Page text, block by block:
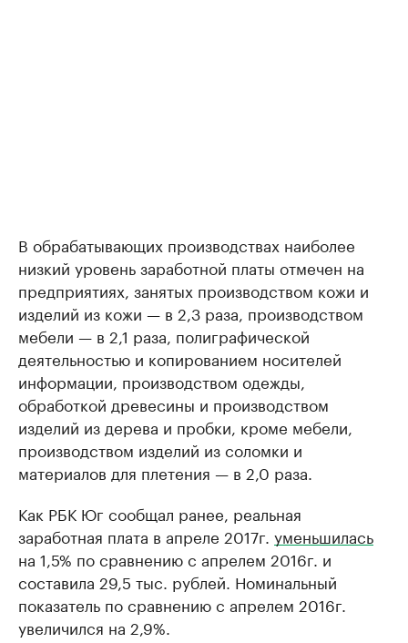
В обрабатывающих производствах наиболее
низкий уровень заработной платы отмечен на
предприятиях, занятых производством кожи и
изделий из кожи — в 2,3 раза, производством
мебели — в 2,1 раза, полиграфической
деятельностью и копированием носителей
информации, производством одежды,
обработкой древесины и производством
изделий из дерева и пробки, кроме мебели,
производством изделий из соломки и
материалов для плетения — в 2,0 раза.
Как РБК Юг сообщал ранее, реальная
заработная плата в апреле 2017г. уменьшилась
на 1,5% по сравнению с апрелем 2016г. и
составила 29,5 тыс. рублей. Номинальный
показатель по сравнению с апрелем 2016г.
увеличился на 2,9%.